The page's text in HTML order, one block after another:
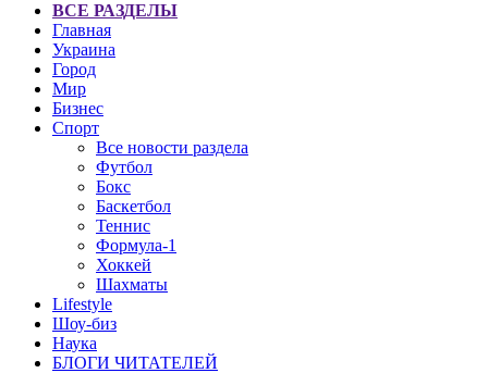
ВСЕ РАЗДЕЛЫ
Главная
Украина
Город
Мир
Бизнес
Спорт
Все новости раздела
Футбол
Бокс
Баскетбол
Теннис
Формула-1
Хоккей
Шахматы
Lifestyle
Шоу-биз
Наука
БЛОГИ ЧИТАТЕЛЕЙ